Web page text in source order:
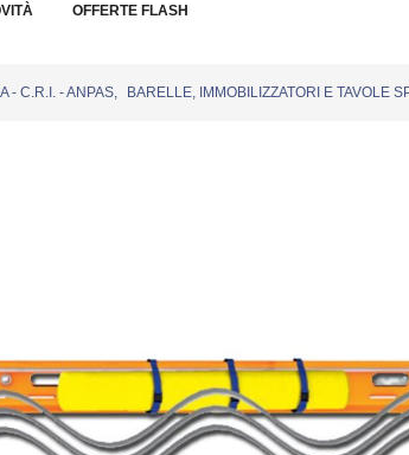
OFFERTE FLASH
- C.R.I. - ANPAS BARELLE, IMMOBILIZZATORI E TAVOLE